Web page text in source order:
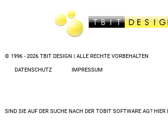
© 1996 - 2026 TBIT DESIGN | ALLE RECHTE VORBEHALTEN
DATENSCHUTZ IMPRESSUM
SIND SIE AUF DER SUCHE NACH DER TOBIT SOFTWARE AG? HIER